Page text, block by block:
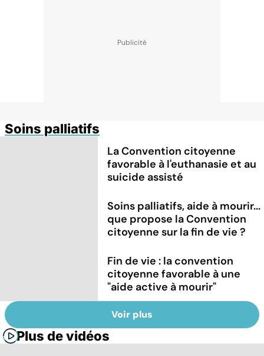
Soins palliatifs
La Convention citoyenne
favorable à l'euthanasie et au
suicide assisté
Soins palliatifs, aide à mourir...
que propose la Convention
citoyenne sur la fin de vie ?
Fin de vie : la convention
citoyenne favorable à une
"aide active à mourir"
Voir plus
Plus de vidéos